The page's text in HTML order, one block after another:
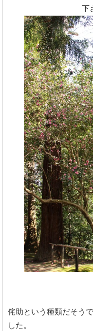
下
侘助という種類だそう
した。